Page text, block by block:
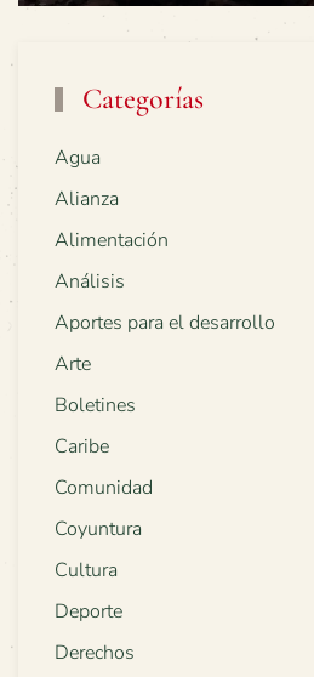
Categorías
Agua
Alianza
Alimentación
Análisis
Aportes para el desarrollo
Arte
Boletines
Caribe
Comunidad
Coyuntura
Cultura
Deporte
Derechos